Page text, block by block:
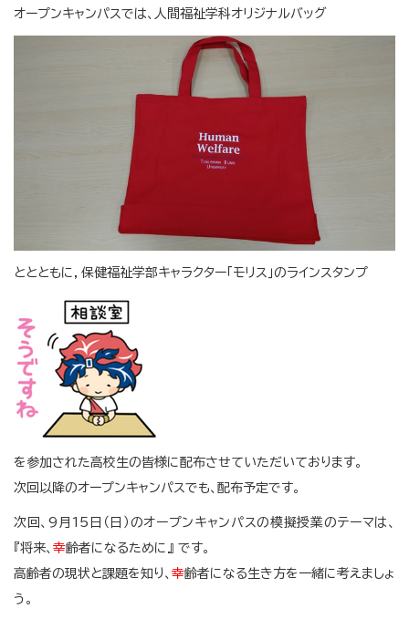
オープンキャンパスでは、人間福祉学科オリジナルバッグ
ととともに，保健福祉学部キャラクター｢モリス｣のラインスタンプ
を参加された高校生の皆様に配布させていただいております。
次回以降のオープンキャンパスでも、配布予定です。
次回、9月15日（日）のオープンキャンパスの模擬授業のテーマは、
『将来、 幸齢者になるために』 です。
高齢者の現状と課題を知り、 幸齢者になる生き方を一緒に考えましょ
う。